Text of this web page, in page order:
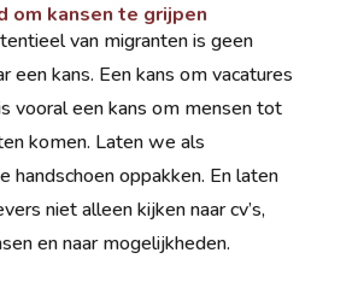
om kansen te grijpen
van migranten is geen
een kans. Een kans om vacatures
vooral een kans om mensen tot
komen. Laten we als
handschoen oppakken. En laten
niet alleen kijken naar cv’s,
en naar mogelijkheden.